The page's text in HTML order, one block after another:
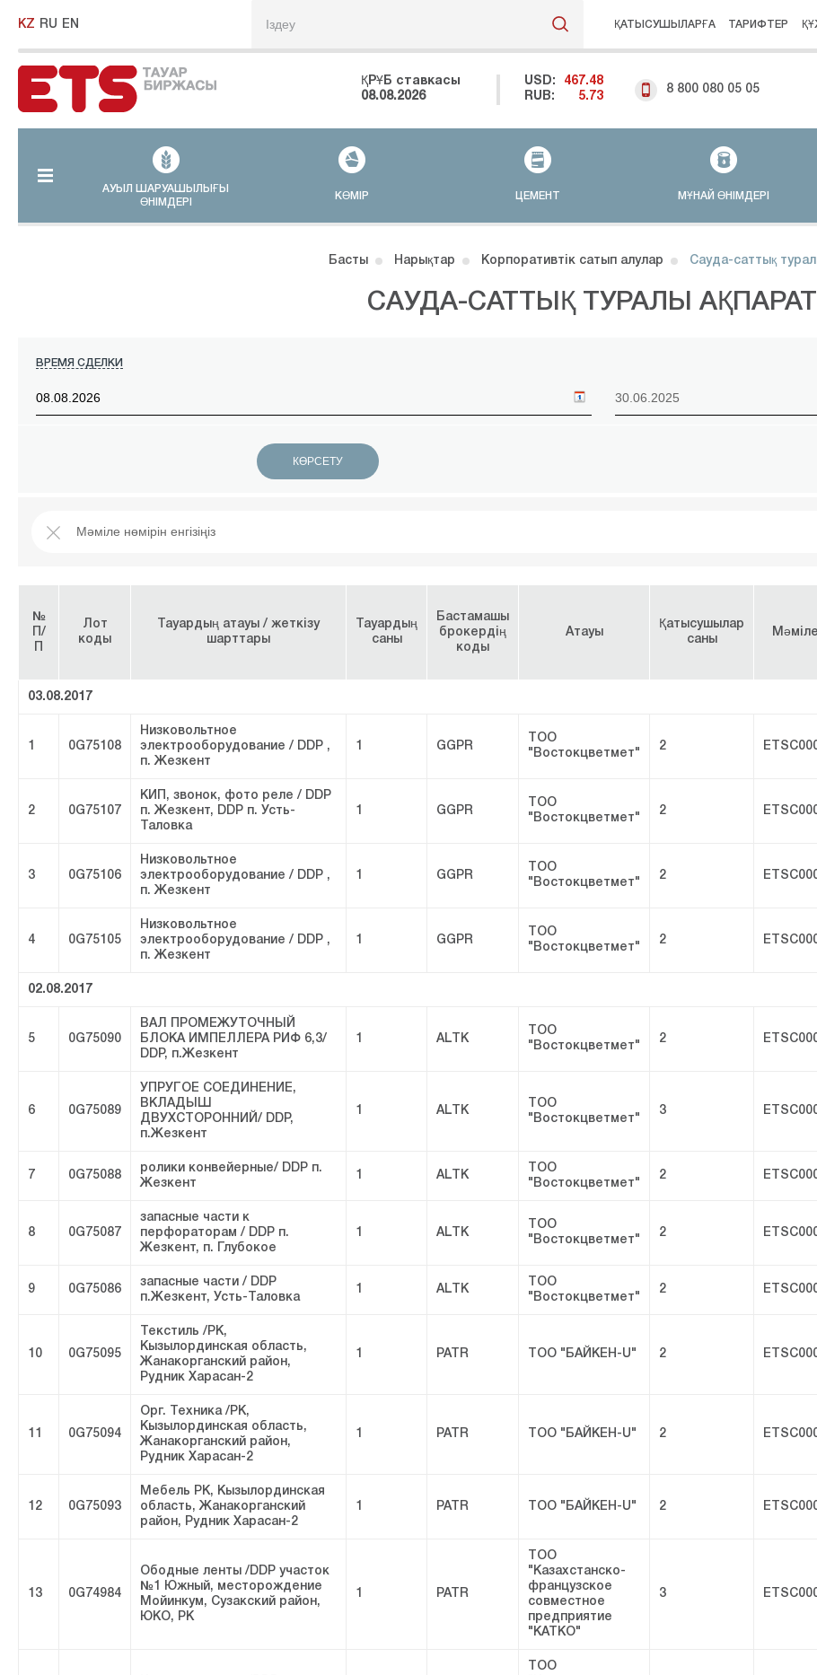
KZ RU EN ҚАТЫСУШЫЛАРҒА ТАРИФТЕР
ҚРҰБ ставкасы
08.08.2026
USD:
467.48
RUB:
5.73
8 800 080 05 05
АУЫЛ ШАРУАШЫЛЫҒЫ
ӨНІМДЕРІ
КӨМІР ЦЕМЕНТ МҰНАЙ ӨНІМДЕРІ
Басты Нарықтар Корпоративтік сатып алулар Сауда-саттық
САУДА-САТТЫҚ ТУРАЛЫ АҚПАРАТ
ВРЕМЯ СДЕЛКИ
№
П/
Лот
коды
Тауардың атауы / жеткізу
шарттары
Тауардың
саны
Бастамашы
брокердің
коды
Атауы
Қатысушылар
саны
Мәміле
03.08.2017
1 0G75108
Низковольтное
электрооборудование / DDP ,
п. Жезкент
1 GGPR
ТОО
"Востокцветмет"
2
2 0G75107
КИП, звонок, фото реле / DDP
п. Жезкент, DDP п. Усть-
Таловка
1 GGPR
ТОО
"Востокцветмет"
2
3 0G75106
Низковольтное
электрооборудование / DDP ,
п. Жезкент
1 GGPR
ТОО
"Востокцветмет"
2
4 0G75105
Низковольтное
электрооборудование / DDP ,
п. Жезкент
1 GGPR
ТОО
"Востокцветмет"
2
02.08.2017
5 0G75090
ВАЛ ПРОМЕЖУТОЧНЫЙ
БЛОКА ИМПЕЛЛЕРА РИФ 6,3/
DDP, п.Жезкент
1 ALTK
ТОО
"Востокцветмет"
2
6 0G75089
УПРУГОЕ СОЕДИНЕНИЕ,
ВКЛАДЫШ
ДВУХСТОРОННИЙ/ DDP,
п.Жезкент
1 ALTK
ТОО
"Востокцветмет"
3
7 0G75088
ролики конвейерные/ DDP п.
Жезкент
1 ALTK
ТОО
"Востокцветмет"
2
8 0G75087
запасные части к
перфораторам / DDP п.
Жезкент, п. Глубокое
1 ALTK
ТОО
"Востокцветмет"
2
9 0G75086
запасные части / DDP
п.Жезкент, Усть-Таловка
1 ALTK
ТОО
"Востокцветмет"
2
10 0G75095
Текстиль /РК,
Кызылординская область,
Жанакорганский район,
Рудник Харасан-2
1 PATR ТОО "БАЙКЕН-U" 2
11 0G75094
Орг. Техника /РК,
Кызылординская область,
Жанакорганский район,
Рудник Харасан-2
1 PATR ТОО "БАЙКЕН-U" 2
12 0G75093
Мебель РК, Кызылординская
область, Жанакорганский
район, Рудник Харасан-2
1 PATR ТОО "БАЙКЕН-U" 2
13 0G74984
Ободные ленты /DDP участок
№1 Южный, месторождение
Мойинкум, Сузакский район,
ЮКО, РК
1 PATR
ТОО
"Казахстанско-
французское
совместное
предприятие
"КАТКО"
3
ТОО